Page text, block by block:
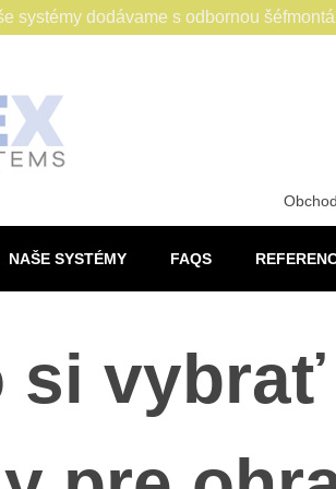
NAŠE SYSTÉMY FAQS
systémy dodávame s odbornou
si